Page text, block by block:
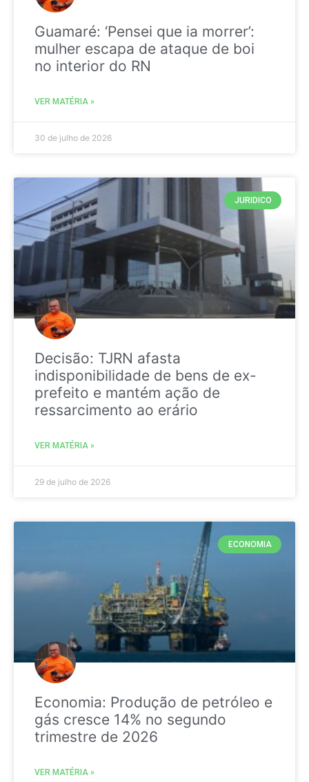
Guamaré: ‘Pensei que ia morrer’:
mulher escapa de ataque de boi
no interior do RN
VER MATÉRIA »
30 de julho de 2026
JURIDICO
Decisão: TJRN afasta
indisponibilidade de bens de ex-
prefeito e mantém ação de
ressarcimento ao erário
VER MATÉRIA »
29 de julho de 2026
ECONOMIA
Economia: Produção de petróleo e
gás cresce 14% no segundo
trimestre de 2026
VER MATÉRIA »